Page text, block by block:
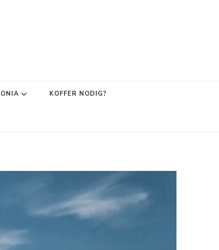
KOFFER NODIG?